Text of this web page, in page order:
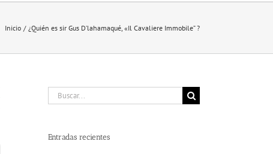
Inicio ¿Quién es sir Gus D’lahamaqué, «Il Cavaliere Immobile” ?
Buscar:
Entradas recientes